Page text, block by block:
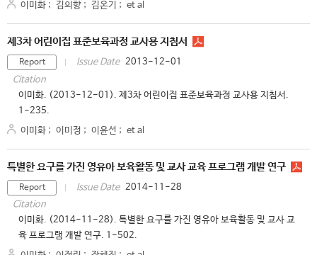
이미화 ; 김의향 ; 김온기 ; et al
제3차 어린이집 표준보육과정 교사용 지침서
Report Issue Date 2013-12-01
Citation
이미화. (2013-12-01). 제3차 어린이집 표준보육과정 교사용 지침서.
1-235.
이미화 ; 이미정 ; 이윤선 ; et al
특별한 요구를 가진 영유아 보육활동 및 교사 교육 프로그램 개발 연구
Report Issue Date 2014-11-28
Citation
이미화. (2014-11-28). 특별한 요구를 가진 영유아 보육활동 및 교사 교
육 프로그램 개발 연구. 1-502.